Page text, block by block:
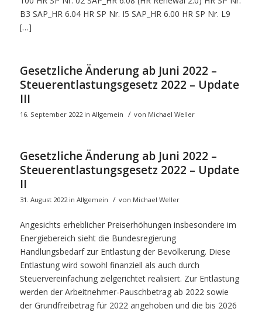
B3 SAP_HR 6.04 HR SP Nr. I5 SAP_HR 6.00 HR SP Nr. L9
[…]
Gesetzliche Änderung ab Juni 2022 –
Steuerentlastungsgesetz 2022 – Update
III
16. September 2022 in Allgemein / von Michael Weller
Gesetzliche Änderung ab Juni 2022 –
Steuerentlastungsgesetz 2022 – Update
II
31. August 2022 in Allgemein / von Michael Weller
Angesichts erheblicher Preiserhöhungen insbesondere im
Energiebereich sieht die Bundesregierung
Handlungsbedarf zur Entlastung der Bevölkerung. Diese
Entlastung wird sowohl finanziell als auch durch
Steuervereinfachung zielgerichtet realisiert. Zur Entlastung
werden der Arbeitnehmer-Pauschbetrag ab 2022 sowie
der Grundfreibetrag für 2022 angehoben und die bis 2026